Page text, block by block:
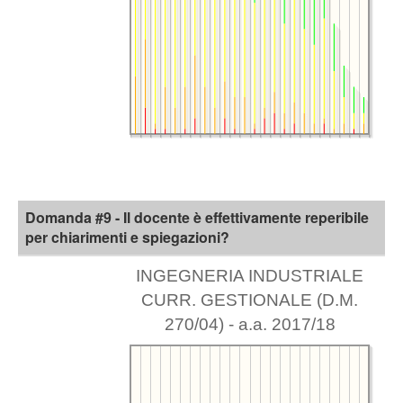
Domanda #9 - Il docente è effettivamente reperibile
per chiarimenti e spiegazioni?
INGEGNERIA INDUSTRIALE
CURR. GESTIONALE (D.M.
270/04) - a.a. 2017/18